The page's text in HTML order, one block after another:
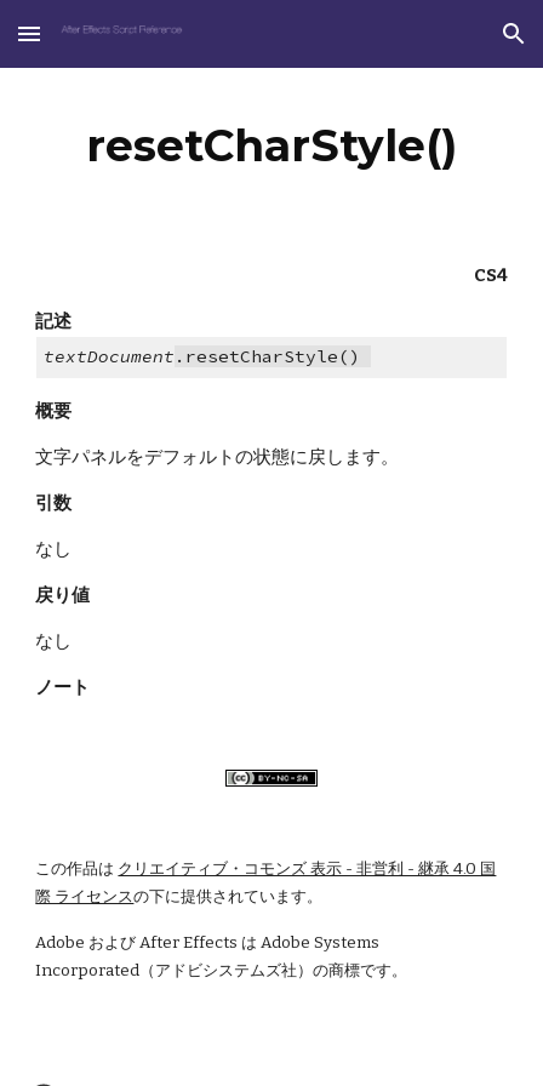
Skip to main content Skip to navigation
resetCharStyle()
CS4
記述
textDocument .resetCharStyle()
概要
文字パネルをデフォルトの状態に戻します。
引数
なし
戻り値
なし
ノート
この作品は クリエイティブ・コモンズ 表示 - 非営利 - 継承 4.0 国
際 ライセンスの下に提供されています。
Adobe および After Effects は Adobe Systems
Incorporated（アドビシステムズ社）の商標です。